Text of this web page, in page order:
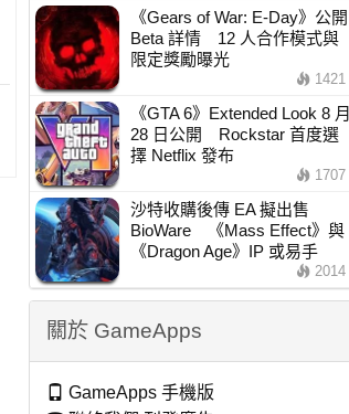
《Gears of War: E-Day》公開
Beta 詳情 12 人合作模式與
限定獎勵曝光
1421
《GTA 6》Extended Look 8 月
28 日公開 Rockstar 首度選
擇 Netflix 發布
1707
沙特收購後傳 EA 擬出售
BioWare 《Mass Effect》與
《Dragon Age》IP 或易手
2014
關於 GameApps
GameApps 手機版